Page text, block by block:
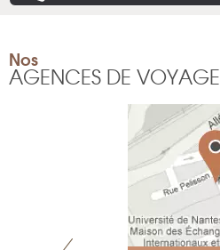
Nos
AGENCES DE VOYAGE